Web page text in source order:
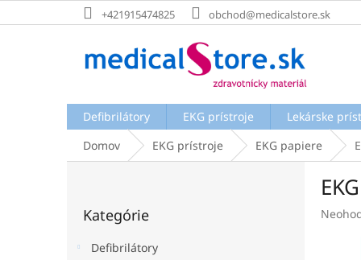
na
+421915474825 obchod@medicalstore.sk
Defibrilátory EKG prístroje
Lekárske
Domov
EKG prístroje EKG papiere
kategórie
Kategórie
Defibrilátory